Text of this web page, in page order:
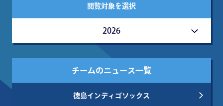
閲覧対象を選択
2026
チームのニュース一覧
徳島インディゴソックス